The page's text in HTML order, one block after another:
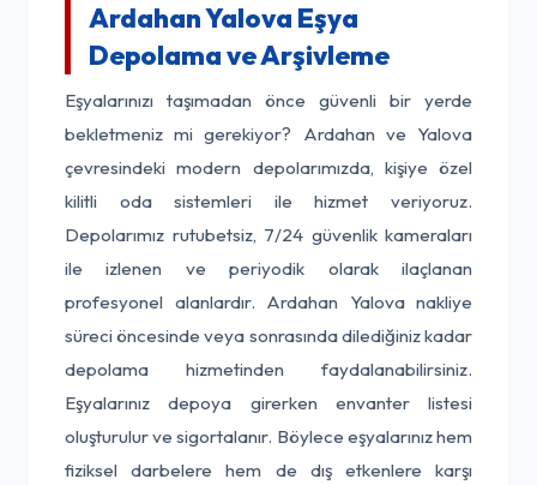
Ardahan Yalova Eşya
Depolama ve Arşivleme
Eşyalarınızı taşımadan önce güvenli bir yerde
bekletmeniz mi gerekiyor? Ardahan ve Yalova
çevresindeki modern depolarımızda, kişiye özel
kilitli oda sistemleri ile hizmet veriyoruz.
Depolarımız rutubetsiz, 7/24 güvenlik kameraları
ile izlenen ve periyodik olarak ilaçlanan
profesyonel alanlardır. Ardahan Yalova nakliye
süreci öncesinde veya sonrasında dilediğiniz kadar
depolama hizmetinden faydalanabilirsiniz.
Eşyalarınız depoya girerken envanter listesi
oluşturulur ve sigortalanır. Böylece eşyalarınız hem
fiziksel darbelere hem de dış etkenlere karşı